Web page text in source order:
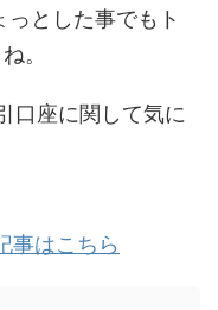
とした事でもト
。
口座に関して気に
事はこちら